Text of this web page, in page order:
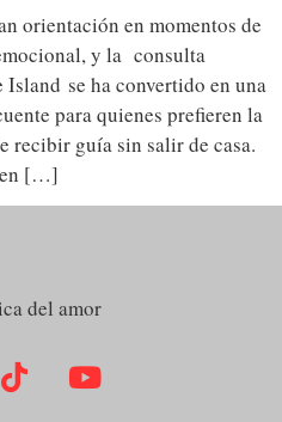
orientación en momentos de
y la consulta
se ha convertido en una
para quienes prefieren la
recibir guía sin salir de casa.
en […]